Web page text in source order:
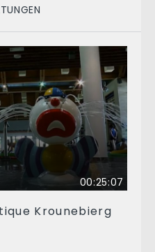
00:25:07
Krounebierg